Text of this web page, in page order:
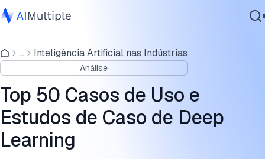
IA Agêntica
Segurança cibernética
Dados
Software Empresarial
Serviços
... Inteligência Artificial nas Indústrias
Análise
Top 50 Casos de Uso e
Estudos de Caso de Deep
Learning
Quais são os casos de uso de deep learning em diferentes
indústrias e setores?
Quais são os casos de uso de deep learning em diferentes
departamentos ou funções?
Perguntas frequentes